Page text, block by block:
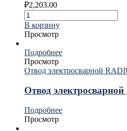
₽2,203.00
В корзину
Просмотр
Подробнее
Просмотр
Отвод электросварной
Отвод
Подробнее
Просмотр